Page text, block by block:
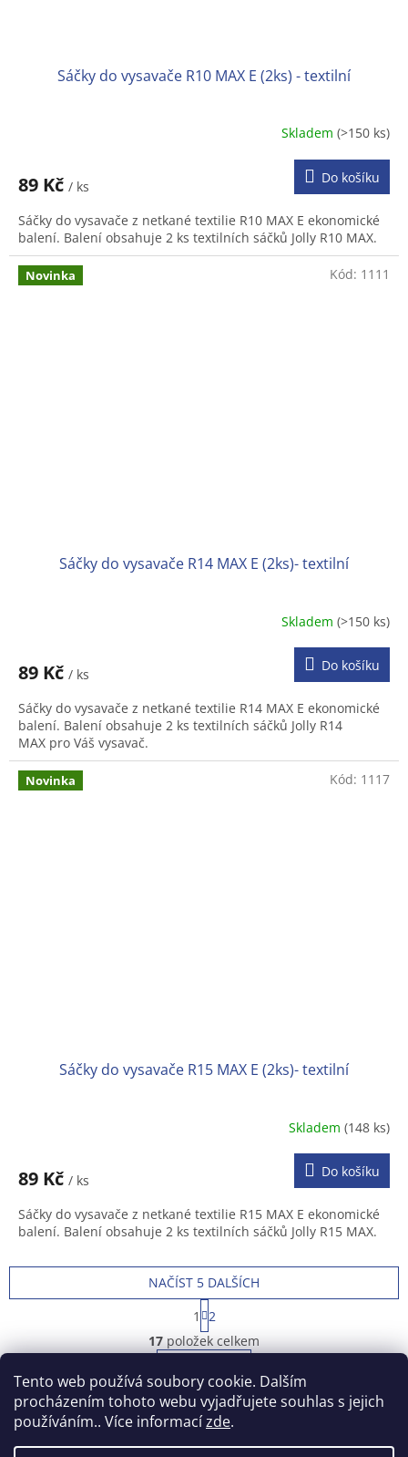
Tento web používá soubory cookie. Dalším
procházením tohoto webu vyjadřujete souhlas s jejich
používáním.. Více informacízde.
Sáčky do vysavače R10 MAX E (2ks) - textilní
Skladem (>150 ks)
89 Kč / ks
Do košíku
Sáčky do vysavače z netkané textilie R10 MAX E ekonomické
balení. Balení obsahuje 2 ks textilních sáčků Jolly R10 MAX.
Novinka
Sáčky do vysavače R14 MAX E (2ks)- textilní
Skladem (>150 ks)
89 Kč / ks
Do košíku
Sáčky do vysavače z netkané textilie R14 MAX E ekonomické
balení. Balení obsahuje 2 ks textilních sáčků Jolly R14
MAX pro Váš vysavač.
Kód: 1111
Novinka
Sáčky do vysavače R15 MAX E (2ks)- textilní
Skladem (148 ks)
89 Kč / ks
Do košíku
Sáčky do vysavače z netkané textilie R15 MAX E ekonomické
balení. Balení obsahuje 2 ks textilních sáčků Jolly R15 MAX.
Kód: 1117
O
v
á
d
a
c
NAČÍST 5 DALŠÍCH
S
t
r
á
k
o
v
á
n
1
2
17 položek celkem